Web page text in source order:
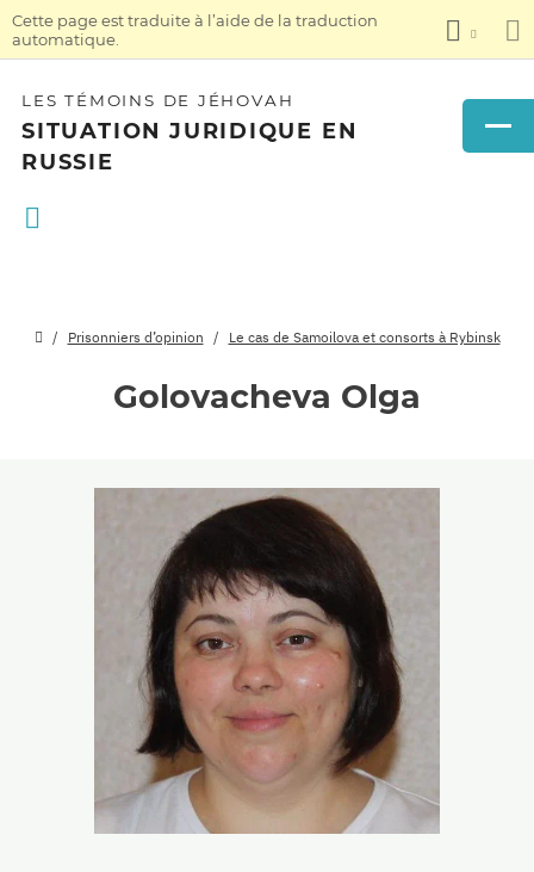
Cette page est traduite à l’aide de la traduction
automatique.
LES TÉMOINS DE JÉHOVAH
SITUATION JURIDIQUE EN
RUSSIE
Prisonniers d’opinion Le cas de Samoilova et consorts à Rybinsk
Golovacheva Olga